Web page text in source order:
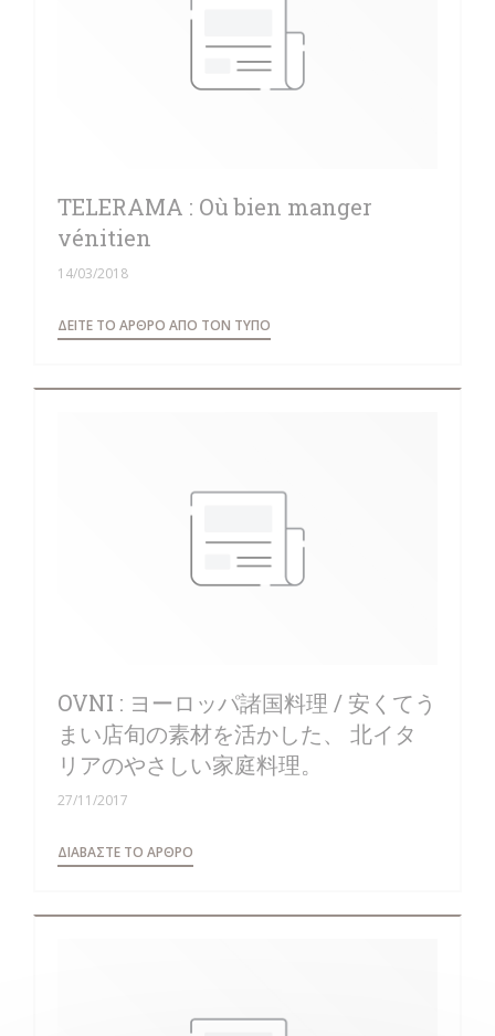
TELERAMA : Où bien manger
vénitien
14/03/2018
ΔΕΊΤΕ ΤΟ ΆΡΘΡΟ ΑΠΌ ΤΟΝ ΤΎΠΟ
OVNI : ヨーロッパ諸国料理 / 安くてう
まい店旬の素材を活かした、 北イタ
リアのやさしい家庭料理。
27/11/2017
ΔΙΑΒΆΣΤΕ ΤΟ ΆΡΘΡΟ